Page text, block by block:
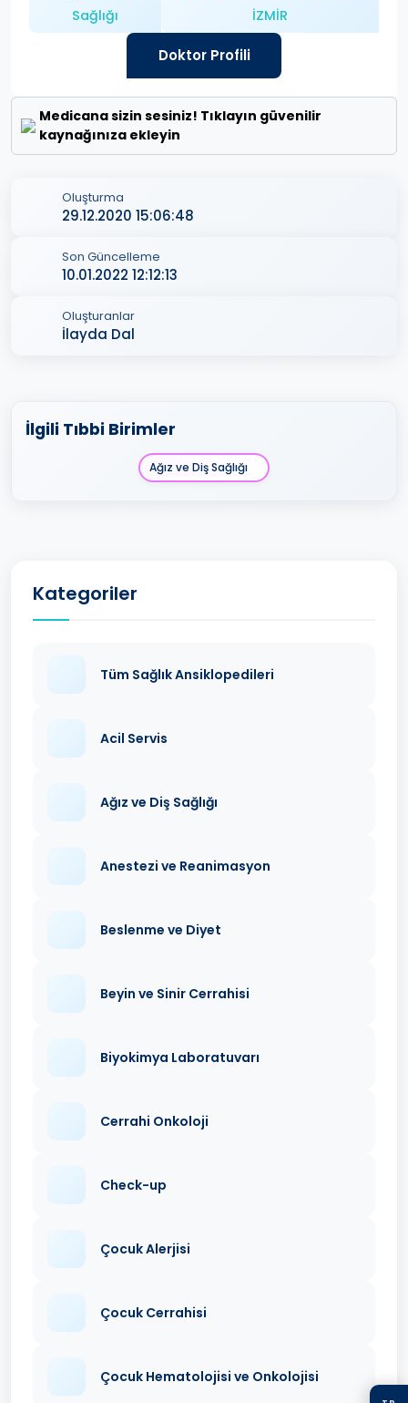
Sağlığı
İZMİR
Doktor Profili
Medicana sizin sesiniz! Tıklayın güvenilir
kaynağınıza ekleyin
Oluşturma
29.12.2020 15:06:48
Son Güncelleme
10.01.2022 12:12:13
Oluşturanlar
İlayda Dal
İlgili Tıbbi Birimler
Ağız ve Diş Sağlığı
Kategoriler
Tüm Sağlık Ansiklopedileri
Acil Servis
Ağız ve Diş Sağlığı
Anestezi ve Reanimasyon
Beslenme ve Diyet
Beyin ve Sinir Cerrahisi
Biyokimya Laboratuvarı
Cerrahi Onkoloji
Check-up
Çocuk Alerjisi
Çocuk Cerrahisi
Çocuk Hematolojisi ve Onkolojisi